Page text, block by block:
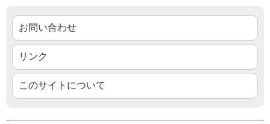
お問い合わせ
リンク
このサイトについて